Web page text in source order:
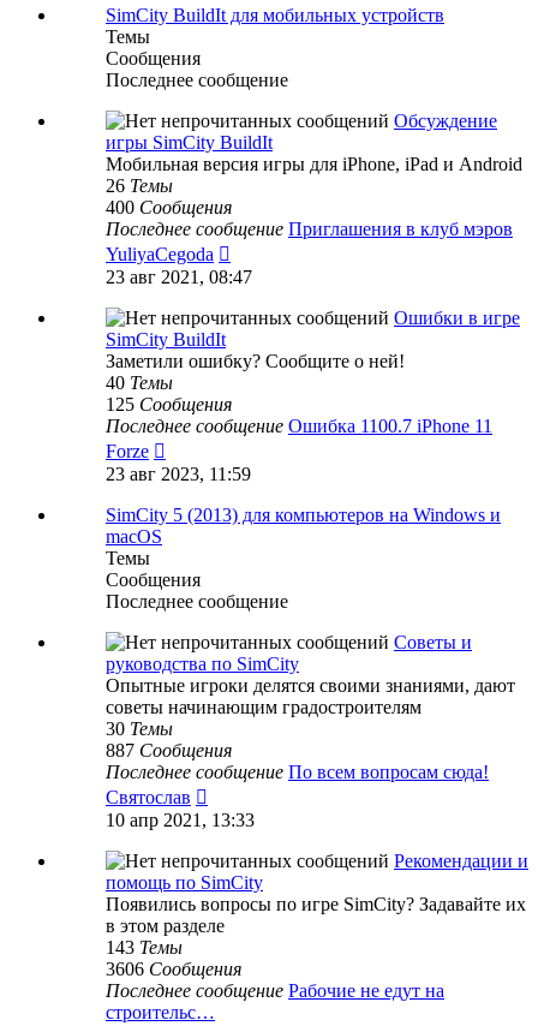
сообщению
SimCity BuildIt для мобильных устройств
Темы
Сообщения
Последнее сообщение
Обсуждение
игры SimCity BuildIt
Мобильная версия игры для iPhone, iPad и Android
26 Темы
400 Сообщения
Последнее сообщение Приглашения в клуб мэров
YuliyaCegoda
к
сообщению
23 авг 2021, 08:47
Ошибки в игре
SimCity BuildIt
Заметили ошибку? Сообщите о ней!
40 Темы
125 Сообщения
Последнее сообщение Ошибка 1100.7 iPhone 11
Forze
к
сообщению
23 авг 2023, 11:59
SimCity 5 (2013) для компьютеров на Windows и
macOS
Темы
Сообщения
Последнее сообщение
Советы и
руководства по SimCity
Опытные игроки делятся своими знаниями, дают
советы начинающим градостроителям
30 Темы
887 Сообщения
Последнее сообщение По всем вопросам сюда!
Святослав
к
сообщению
10 апр 2021, 13:33
Рекомендации и
помощь по SimCity
Появились вопросы по игре SimCity? Задавайте их
в этом разделе
143 Темы
3606 Сообщения
Последнее сообщение Рабочие не едут на
строительс…